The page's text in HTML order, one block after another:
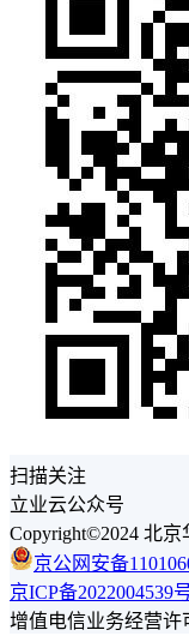
扫描关注
立业云公众号
Copyright©2024 北
京公网安备
京ICP备2022004539
增值电信业务经营许